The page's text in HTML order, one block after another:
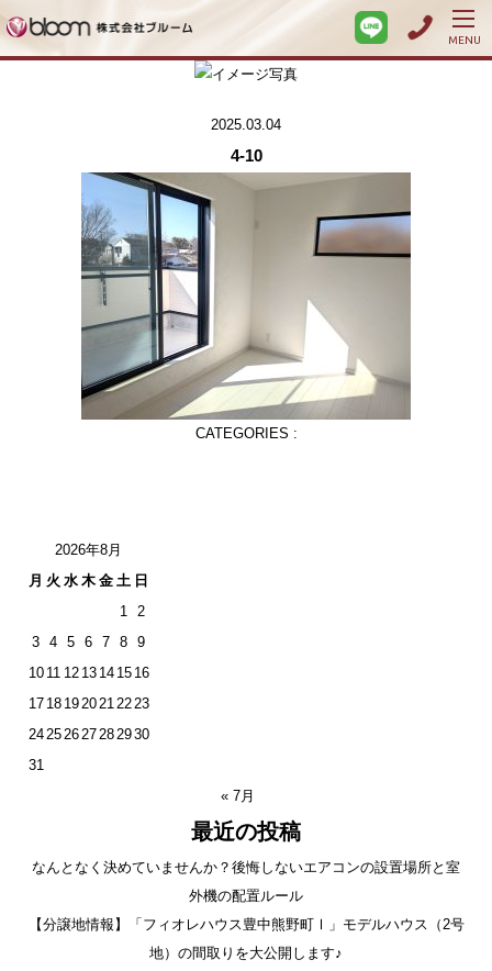
MENU
2025.03.04
4-10
CATEGORIES :
2026年8月
月 火 水 木 金 土 日
1
2
3
4 5 6 7 8
9
10 11 12 13 14 15 16
17 18 1920212223
24252627282930
31
« 7月
最近の投稿
なんとなく決めていませんか？後悔しないエアコンの設置場所と室
外機の配置ルール
【分譲地情報】「フィオレハウス豊中熊野町Ⅰ」モデルハウス（2号
地）の間取りを大公開します♪